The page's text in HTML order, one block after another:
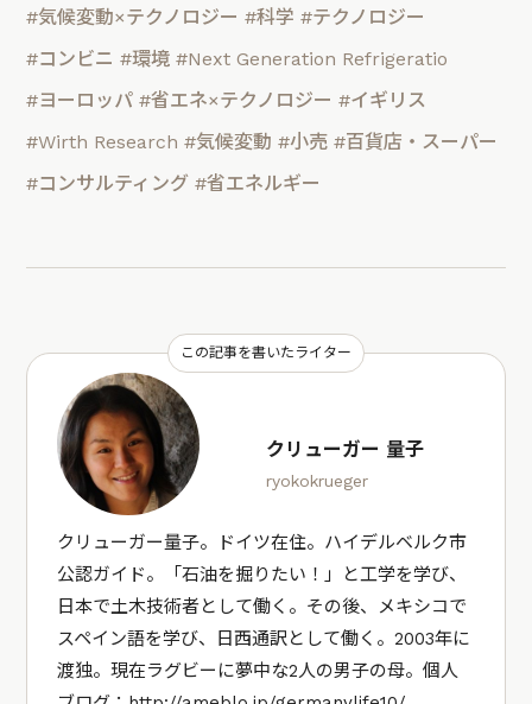
#気候変動×テクノロジー #科学 #テクノロジー
#コンビニ #環境 #Next Generation Refrigeratio
#ヨーロッパ #省エネ×テクノロジー #イギリス
#Wirth Research #気候変動 #小売 #百貨店・スーパー
#コンサルティング #省エネルギー
この記事を書いたライター
クリューガー 量子
ryokokrueger
クリューガー量子。ドイツ在住。ハイデルベルク市
公認ガイド。「石油を掘りたい！」と工学を学び、
日本で土木技術者として働く。その後、メキシコで
スペイン語を学び、日西通訳として働く。2003年に
渡独。現在ラグビーに夢中な2人の男子の母。個人